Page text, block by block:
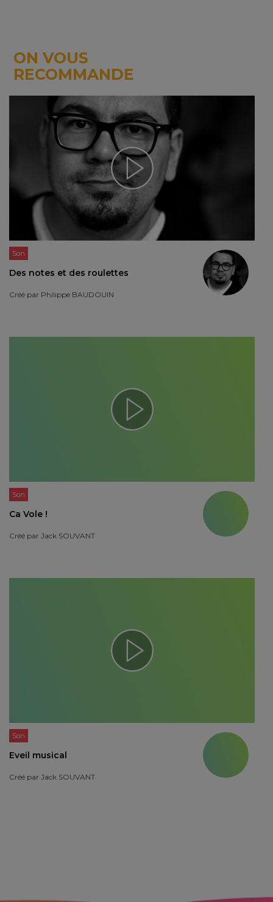
ON VOUS
RECOMMANDE
Son
Des notes et des roulettes
Créé par Philippe BAUDOUIN
Son
Ca Vole !
Créé par Jack SOUVANT
Son
Eveil musical
Créé par Jack SOUVANT